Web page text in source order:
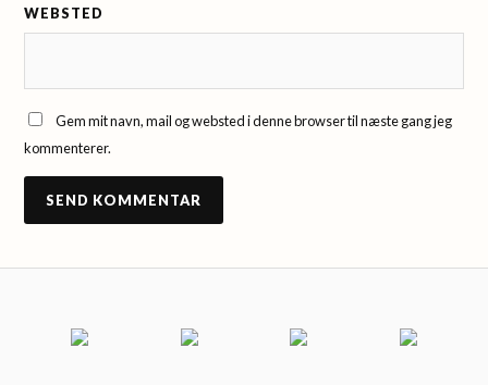
WEBSTED
Gem mit navn, mail og websted i denne browser til næste gang jeg
kommenterer.